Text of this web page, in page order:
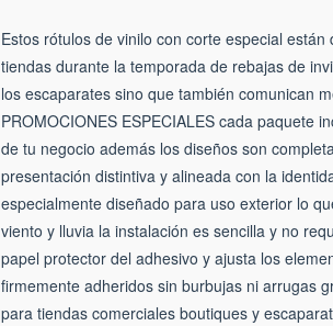
Estos rótulos de vinilo con corte especial
tiendas durante la temporada de rebajas de
los escaparates sino que también comunican
PROMOCIONES ESPECIALES cada paquete
de tu negocio además los diseños son
presentación distintiva y alineada con la
especialmente diseñado para uso exterior lo
viento y lluvia la instalación es sencilla y no
papel protector del adhesivo y ajusta los
firmemente adheridos sin burbujas ni arrugas
para tiendas comerciales boutiques y